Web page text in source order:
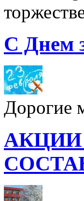
С Днем
Дорогие
АКЦИИ